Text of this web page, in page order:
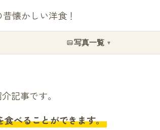
写真一覧 ▼
記事です。
食べることができます。